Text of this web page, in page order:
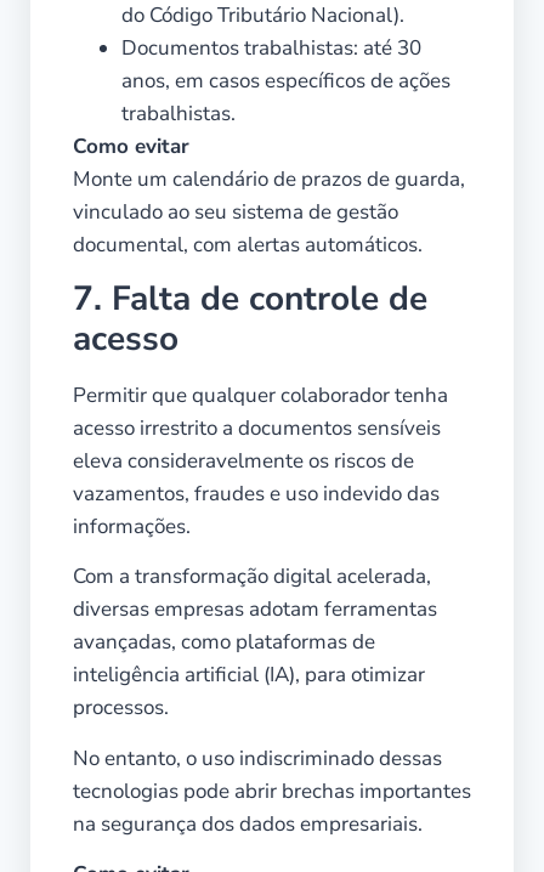
do Código Tributário Nacional).
Documentos trabalhistas: até 30
anos, em casos específicos de ações
trabalhistas.
Como evitar
Monte um calendário de prazos de guarda,
vinculado ao seu sistema de gestão
documental, com alertas automáticos.
7. Falta de controle de
acesso
Permitir que qualquer colaborador tenha
acesso irrestrito a documentos sensíveis
eleva consideravelmente os riscos de
vazamentos, fraudes e uso indevido das
informações.
Com a transformação digital acelerada,
diversas empresas adotam ferramentas
avançadas, como plataformas de
inteligência artificial (IA), para otimizar
processos.
No entanto, o uso indiscriminado dessas
tecnologias pode abrir brechas importantes
na segurança dos dados empresariais.